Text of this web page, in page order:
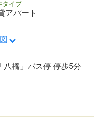
タイプ
アパート
八橋」バス停 停歩5分